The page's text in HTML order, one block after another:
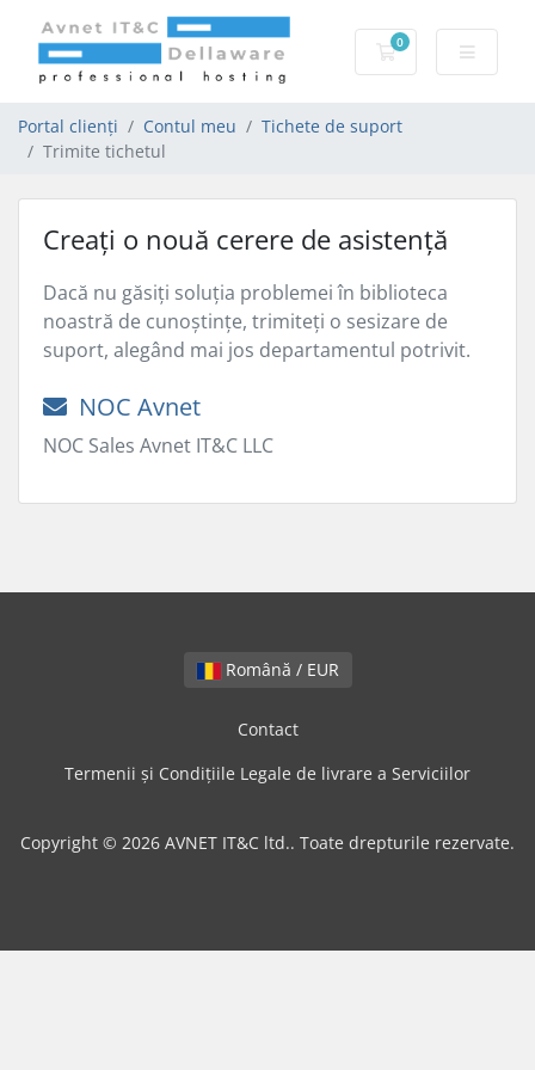
0
Coș de
Portal clienți Contul meu
Tichete de suport
Trimite tichetul
Creați o nouă cerere de asistență
Dacă nu găsiți soluția problemei în biblioteca
noastră de cunoștințe, trimiteți o sesizare de
suport, alegând mai jos departamentul potrivit.
NOC Avnet
NOC Sales Avnet IT&C LLC
Română / EUR
Contact
Termenii și Condițiile Legale de livrare a Serviciilor
Copyright © 2026 AVNET IT&C ltd.. Toate drepturile rezervate.